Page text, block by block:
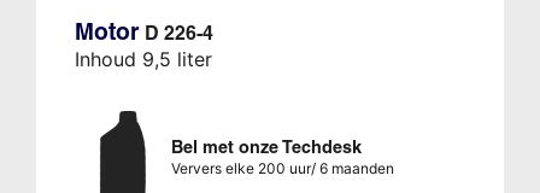
Motor D 226-4
Inhoud 9,5 liter
Bel met onze Techdesk
Ververs elke 200 uur/ 6 maanden